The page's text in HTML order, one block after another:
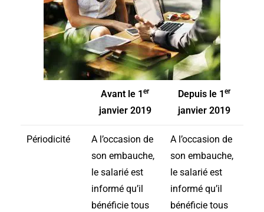
Avant le 1er
janvier 2019
Depuis le 1er
janvier 2019
Périodicité
A l’occasion de
son embauche,
le salarié est
informé qu’il
bénéficie tous
A l’occasion de
son embauche,
le salarié est
informé qu’il
bénéficie tous